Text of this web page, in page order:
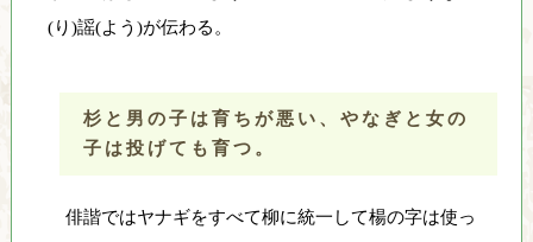
(り)謡(よう)が伝わる。
杉と男の子は育ちが悪い、やなぎと女の
子は投げても育つ。
俳諧ではヤナギをすべて柳に統一して楊の字は使っ